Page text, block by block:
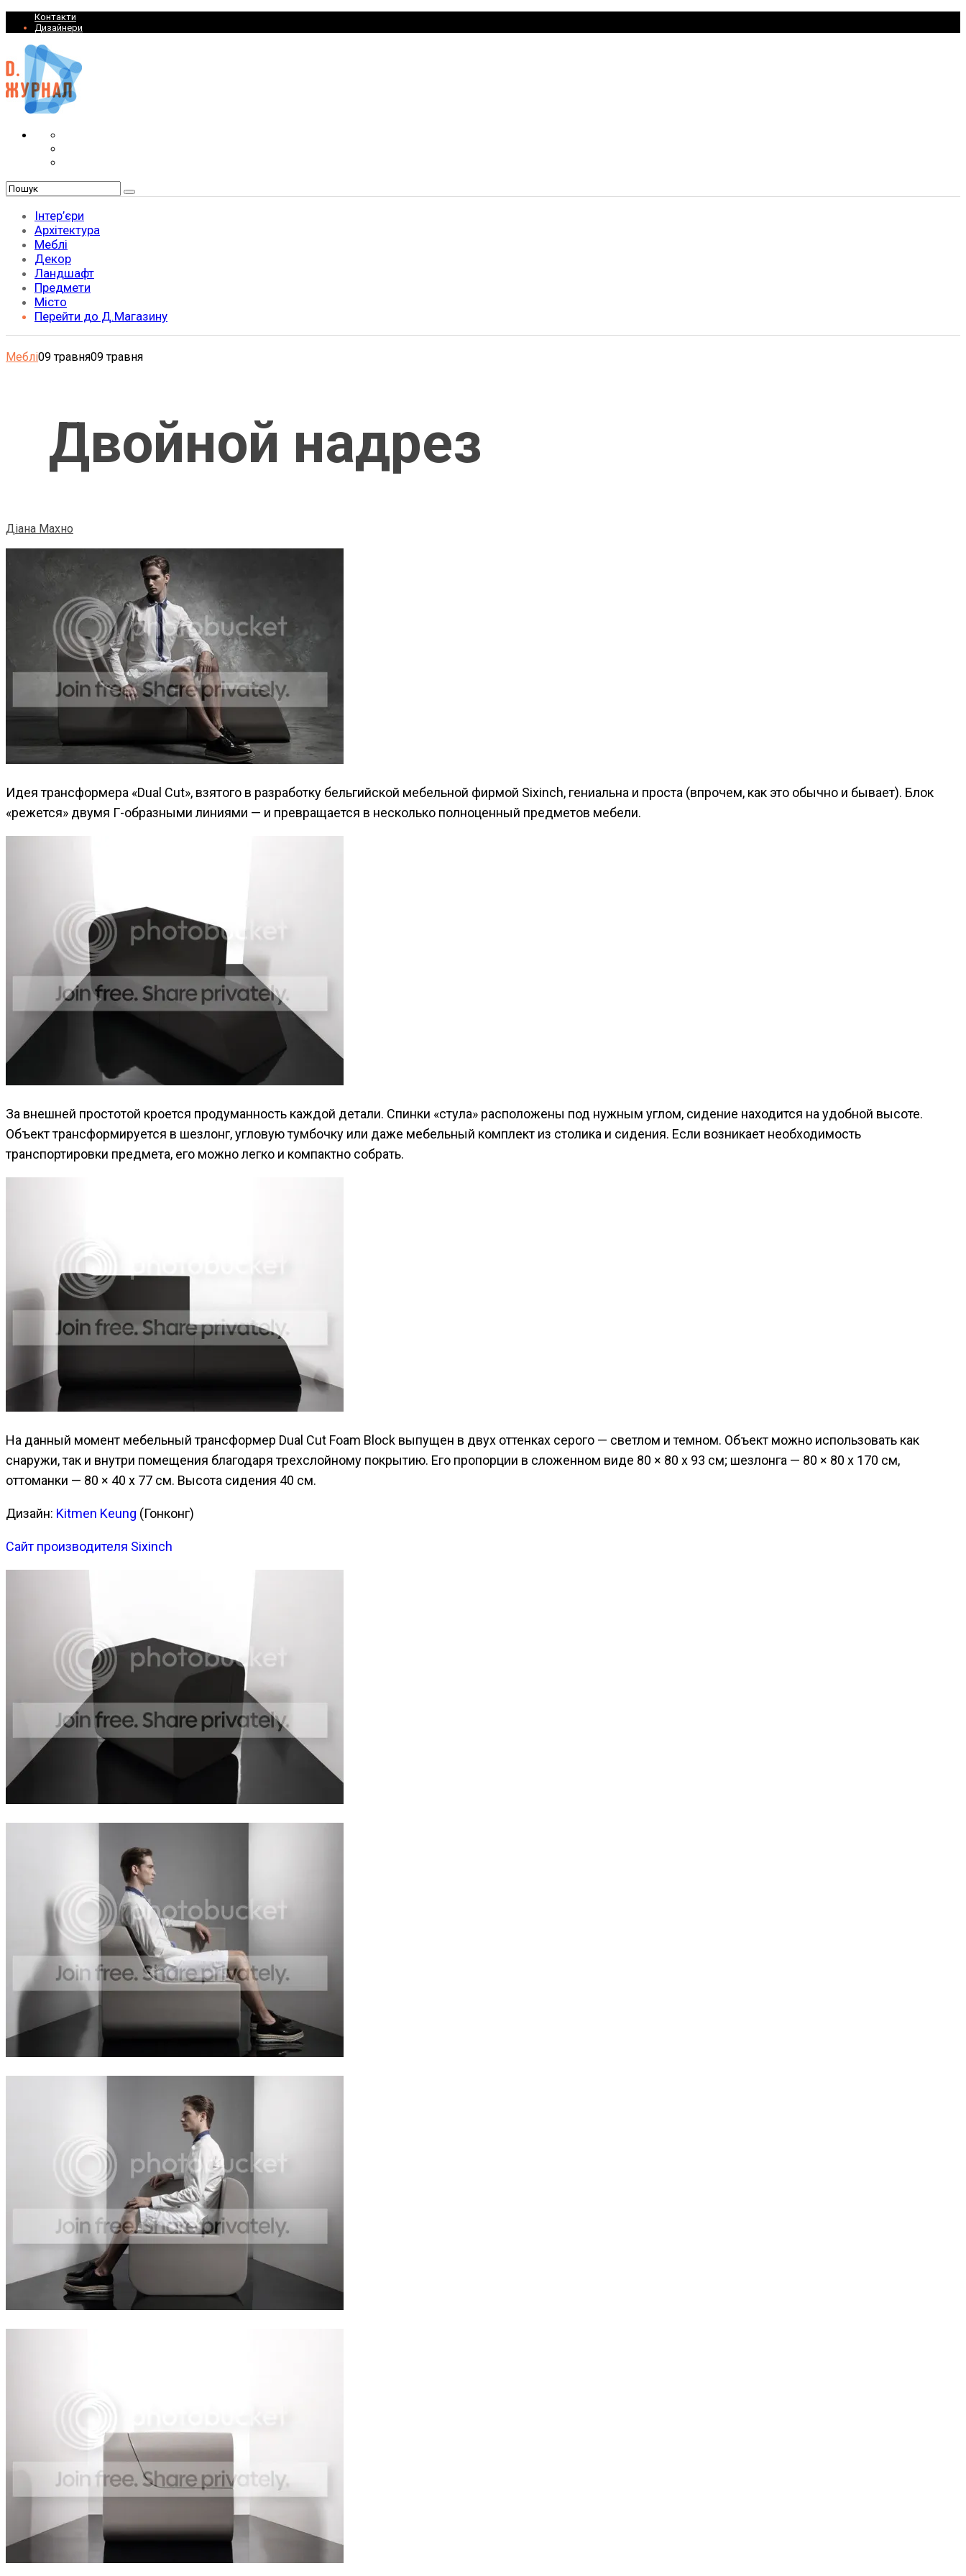
Контакти
Дизайнери
Інтер’єри
Архітектура
Меблі
Декор
Ландшафт
Предмети
Місто
Перейти до Д.Магазину
Меблі09 травня09 травня
Двойной надрез
Діана Махно
Идея трансформера «Dual Cut», взятого в разработку бельгийской мебельной фирмой Sixinch, гениальна и проста (впрочем, как это обычно и бывает). Блок
«режется» двумя Г-образными линиями — и превращается в несколько полноценный предметов мебели.
За внешней простотой кроется продуманность каждой детали. Спинки «стула» расположены под нужным углом, сидение находится на удобной высоте.
Объект трансформируется в шезлонг, угловую тумбочку или даже мебельный комплект из столика и сидения. Если возникает необходимость
транспортировки предмета, его можно легко и компактно собрать.
На данный момент мебельный трансформер Dual Cut Foam Block выпущен в двух оттенках серого — светлом и темном. Объект можно использовать как
снаружи, так и внутри помещения благодаря трехслойному покрытию. Его пропорции в сложенном виде 80 × 80 x 93 см; шезлонга — 80 × 80 x 170 см,
оттоманки — 80 × 40 x 77 см. Высота сидения 40 см.
Дизайн: Kitmen Keung (Гонконг)
Сайт производителя Sixinch